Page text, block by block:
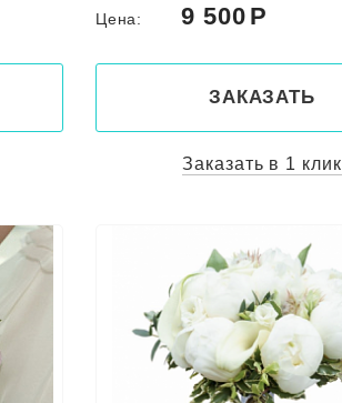
Цена: 9 500
ЗАКАЗАТЬ
Заказать в 1 клик